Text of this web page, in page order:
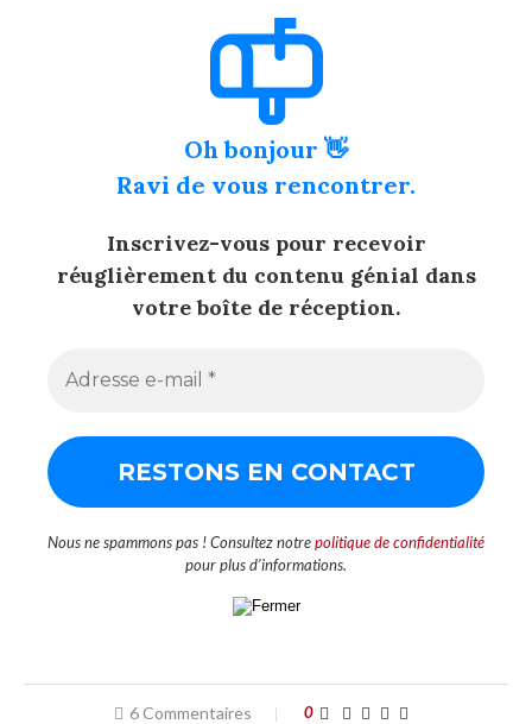
Oh bonjour 👋
Ravi de vous rencontrer.
Inscrivez-vous pour recevoir
réuglièrement du contenu génial dans
votre boîte de réception.
Nous ne spammons pas ! Consultez notrepolitique de confidentialité
pour plus d’informations.
6 Commentaires 0